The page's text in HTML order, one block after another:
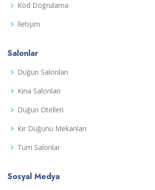
Kod Doğrulama
İletişim
Salonlar
Düğün Salonları
Kına Salonları
Düğün Otelleri
Kır Düğünü Mekanları
Tüm Salonlar
Sosyal Medya